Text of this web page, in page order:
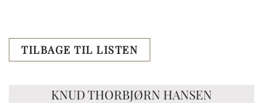
TILBAGE TIL LISTEN
KNUD THORBJØRN HANSEN